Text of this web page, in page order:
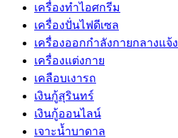
เครื่องทำไอศกรีม
เครื่องปั่นไฟดีเซล
เครื่องออกกำลังกายกลางแจ้ง
เครื่องแต่งกาย
เคลือบเงารถ
เงินกู้สุรินทร์
เงินกู้ออนไลน์
เจาะน้ำบาดาล